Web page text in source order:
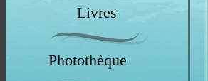
Livres
Photothèque